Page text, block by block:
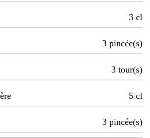
3 cl
3 pincée(s)
3 tour(s)
5 cl
3 pincée(s)